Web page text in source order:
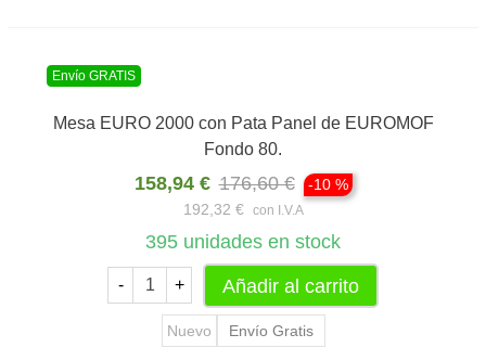
Envío GRATIS
Mesa EURO 2000 con Pata Panel de EUROMOF
Fondo 80.
158,94 € 176,60 €
-10 %
192,32 €
con I.V.A
395 unidades en stock
- + Añadir al carrito
Nuevo Envío Gratis